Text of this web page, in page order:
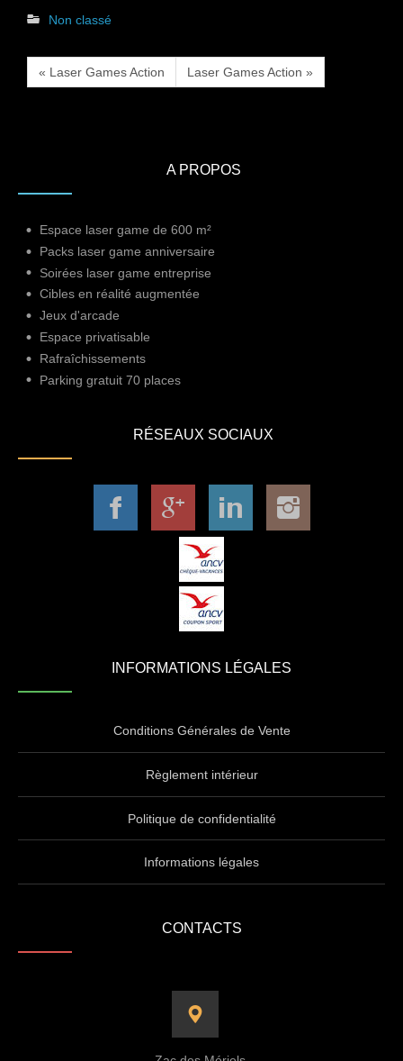
Non classé
« Laser Games Action Laser Games Action »
A PROPOS
Espace laser game de 600 m²
Packs laser game anniversaire
Soirées laser game entreprise
Cibles en réalité augmentée
Jeux d'arcade
Espace privatisable
Rafraîchissements
Parking gratuit 70 places
RÉSEAUX SOCIAUX
INFORMATIONS LÉGALES
Conditions Générales de Vente
Règlement intérieur
Politique de confidentialité
Informations légales
CONTACTS